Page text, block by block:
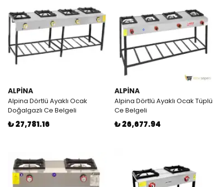
ALPİNA
Alpina Dörtlü Ayaklı Ocak
Doğalgazlı Ce Belgeli
₺ 27,781.16
ALPİNA
Alpina Dörtlü Ayaklı Ocak Tüplü
Ce Belgeli
₺ 26,677.94